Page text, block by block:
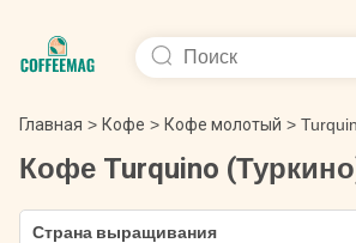
Главная > Кофе > Кофе молотый >
Кофе Turquino
Страна выращивания